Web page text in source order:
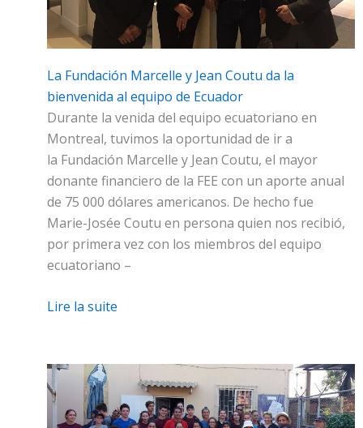
La Fundación Marcelle y Jean Coutu da la
bienvenida al equipo de Ecuador
Durante la venida del equipo ecuatoriano en
Montreal, tuvimos la oportunidad de ir a
la Fundación Marcelle y Jean Coutu, el mayor
donante financiero de la FEE con un aporte anual
de 75 000 dólares americanos. De hecho fue
Marie-Josée Coutu en persona quien nos recibió,
por primera vez con los miembros del equipo
ecuatoriano –
Lire la suite